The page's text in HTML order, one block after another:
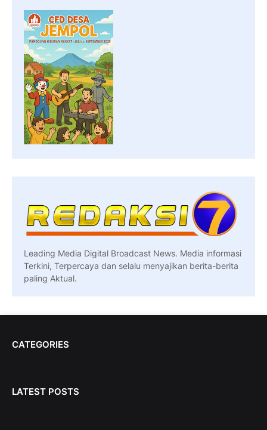
Leading Media Digital Broadcast News. Media informasi
Terkini, Terpercaya dan selalu menyajikan berita-berita
paling Aktual.
CATEGORIES
LATEST POSTS